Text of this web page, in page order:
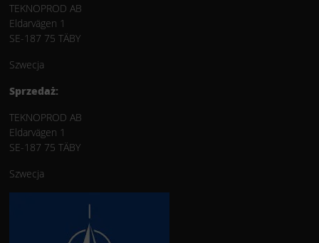
TEKNOPROD AB
Eldarvägen 1
SE-187 75 TÄBY
Szwecja
Sprzedaż:
TEKNOPROD AB
Eldarvägen 1
SE-187 75 TÄBY
Szwecja